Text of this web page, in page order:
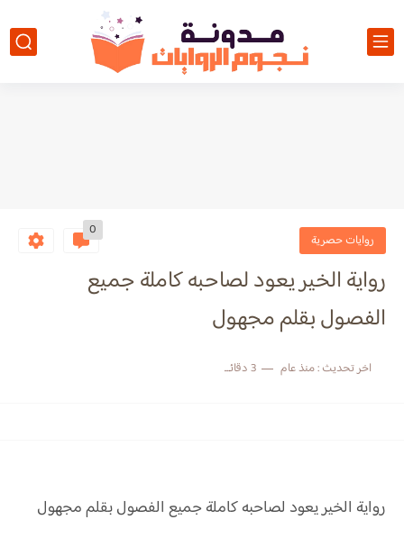
روايات حصرية
0
رواية الخير يعود لصاحبه كاملة جميع
الفصول بقلم مجهول
اخر تحديث :منذ عام 3 دقائق للقراءة
رواية الخير يعود لصاحبهكاملة جميع الفصول بقلم مجهول